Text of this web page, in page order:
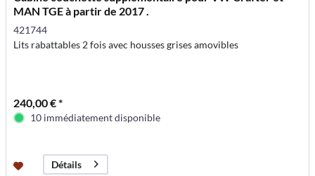
MAN TGE à partir de 2017 .
421744
Lits rabattables 2 fois avec housses grises amovibles
240,00 € *
10 immédiatement disponible
Détails